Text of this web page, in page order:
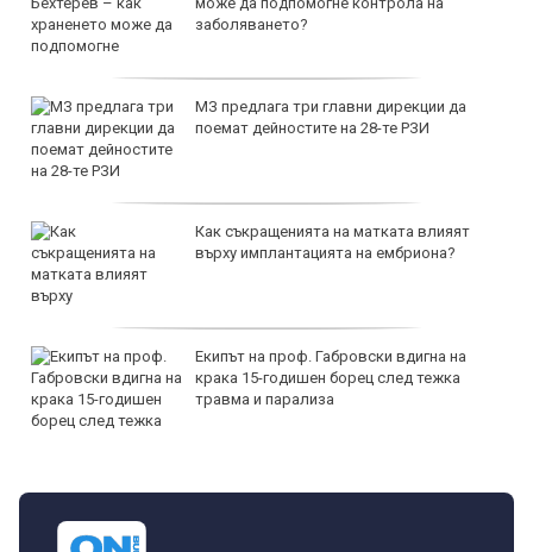
заболяването?
МЗ предлага три главни дирекции да
поемат дейностите на 28-те РЗИ
Как съкращенията на матката влияят
върху имплантацията на ембриона?
Екипът на проф. Габровски вдигна на
крака 15-годишен борец след тежка
травма и парализа